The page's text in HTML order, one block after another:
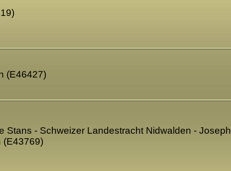
(E46427)
Stans - Schweizer Landestracht Nidwalden - Joseph
(E43769)